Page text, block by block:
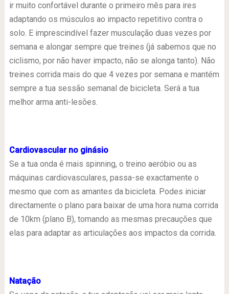
ir muito confortável durante o primeiro mês para ires
adaptando os músculos ao impacto repetitivo contra o
solo. E imprescindível fazer musculação duas vezes por
semana e alongar sempre que treines (já sabemos que no
ciclismo, por não haver impacto, não se alonga tanto). Não
treines corrida mais do que 4 vezes por semana e mantém
sempre a tua sessão semanal de bicicleta. Será a tua
melhor arma anti-lesões.
Cardiovascular no ginásio
Se a tua onda é mais spinning, o treino aeróbio ou as
máquinas cardiovasculares, passa-se exactamente o
mesmo que com as amantes da bicicleta. Podes iniciar
directamente o plano para baixar de uma hora numa corrida
de 10km (plano B), tomando as mesmas precauções que
elas para adaptar as articulações aos impactos da corrida.
Natação